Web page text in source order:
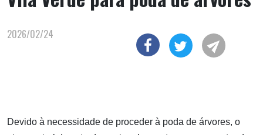
2026/02/24
Devido à necessidade de proceder à poda de árvores, o